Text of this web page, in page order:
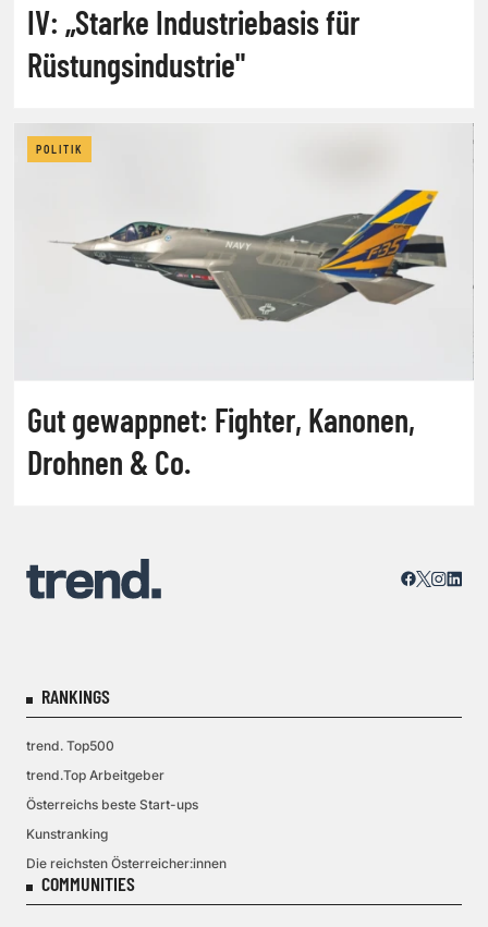
IV: „Starke Industriebasis für
Rüstungsindustrie"
POLITIK
Gut gewappnet: Fighter, Kanonen,
Drohnen & Co.
RANKINGS
trend. Top500
trend.Top Arbeitgeber
Österreichs beste Start-ups
Kunstranking
Die reichsten Österreicher:innen
COMMUNITIES